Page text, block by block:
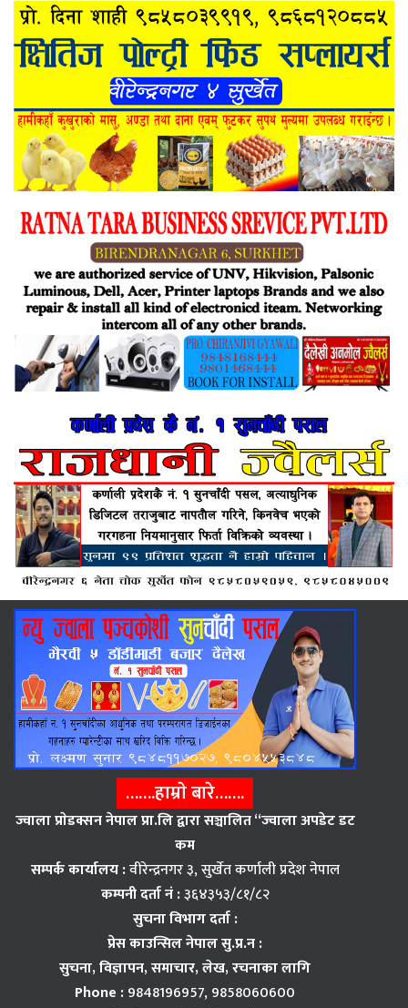
…….हाम्राे बारे…….
ज्वाला प्राेडक्सन नेपाल प्रा.लि द्वारा सञ्चालित “ज्वाला अपडेट डट
कम
सम्पर्क कार्यालय :वीरेन्द्रनगर ३, सुर्खेत कर्णाली प्रदेश नेपाल
कम्पनी दर्ता नं :३६४३५३/८१/८२
सुचना विभाग दर्ता :
प्रेस काउन्सिल नेपाल सु.प्र.न :
सुचना, विज्ञापन,समाचार, लेख, रचनाका लागि
Phone :9848196957, 9858060600